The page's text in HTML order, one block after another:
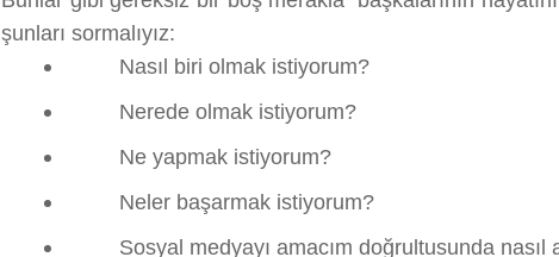
şunları sormalıyız:
Nasıl biri olmak istiyorum?
Nerede olmak istiyorum?
Ne yapmak istiyorum?
Neler başarmak istiyorum?
Sosyal medyayı amacım doğrultusunda